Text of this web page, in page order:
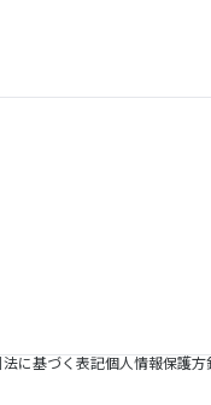
に基づく表記個人情報保護方